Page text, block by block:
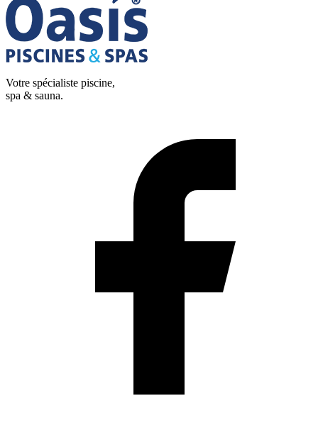
Votre spécialiste piscine,
spa & sauna.